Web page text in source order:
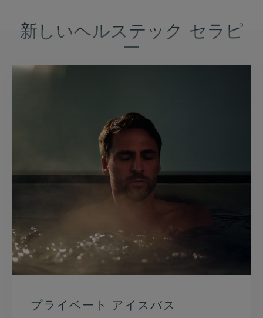
見
新しいヘルステック セラピ
ー
プライベート アイスバス